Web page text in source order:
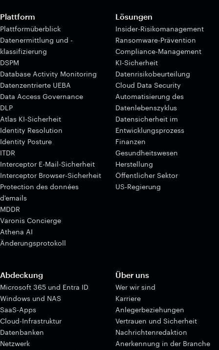
Plattform
Plattformüberblick
Datenermittlung und -
klassifizierung
DSPM
Database Activity Monitoring
Datenzentrierte UEBA
Data Access Governance
DLP
Atlas KI-Sicherheit
Identity Resolution
Identity Posture
ITDR
Interceptor E-Mail-Sicherheit
Interceptor Browser-Sicherheit
Protection des données
d'emails
MDDR
Varonis Concierge
Athena AI
Änderungsprotokoll
Lösungen
Insider-Risikomanagement
Ransomware-Prävention
Compliance-Management
KI-Sicherheit
Datenrisikobeurteilung
Cloud Data Security
Automatisierung des
Datenlebenszyklus
Datensicherheit im
Entwicklungsprozess
Finanzen
Gesundheitswesen
Herstellung
Öffentlicher Sektor
US-Regierung
Abdeckung
Microsoft 365 und Entra ID
Windows und NAS
SaaS-Apps
Cloud-Infrastruktur
Datenbanken
Netzwerk
Über uns
Wer wir sind
Karriere
Anlegerbeziehungen
Vertrauen und Sicherheit
Nachrichtenredaktion
Anerkennung in der Branche